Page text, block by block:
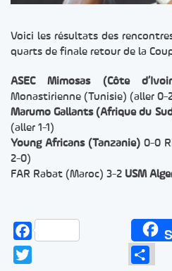
Voici les résultats des
quarts de finale retour de la
ASEC Mimosas (Côte
Monastirienne (Tunisie) (aller 0-
Marumo Gallants (Afrique du
(aller 1-1)
Young Africans (Tanzanie) 0-0
2-0)
FAR Rabat (Maroc) 3-2 USM
Facebook